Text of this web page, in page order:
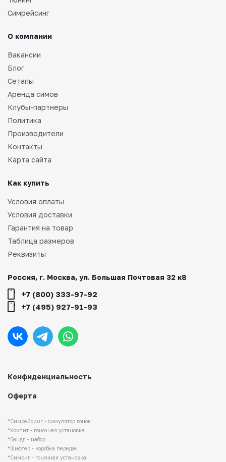
*Симрейсинг - симулятор гонок
*Кокпит - гоночная установка
*Бандл - набор
*Шифтер - коробка передач
*Симриг - гоночная установка
Конфиденциальность
Оферта
Симрейсинг
О компании
Вакансии
Блог
Сетапы
Аренда симов
Клубы-партнеры
Политика
Производители
Контакты
Карта сайта
Как купить
Условия оплаты
Условия доставки
Гарантия на товар
Таблица размеров
Реквизиты
Россия, г. Москва, ул. Большая Почтовая 32 к8
+7 (800) 333-97-92
+7 (495) 927-91-93